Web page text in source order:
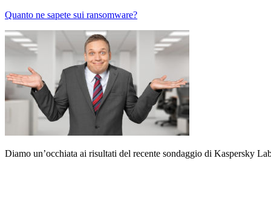
Quanto ne sapete sui ransomware?
Diamo un’occhiata ai risultati del recente sondaggio di Kaspersky